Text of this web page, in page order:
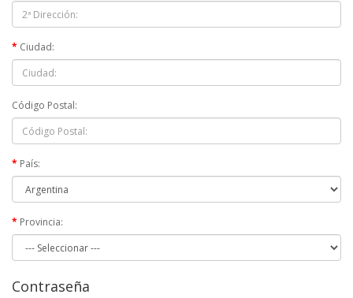
Ciudad:
Código Postal:
País:
Provincia:
Contraseña